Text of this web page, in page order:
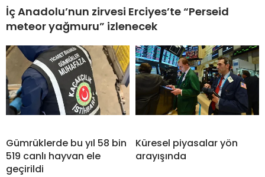
İç Anadolu’nun zirvesi Erciyes’te “Perseid
meteor yağmuru” izlenecek
Gümrüklerde bu yıl 58 bin
519 canlı hayvan ele
geçirildi
Küresel piyasalar yön
arayışında